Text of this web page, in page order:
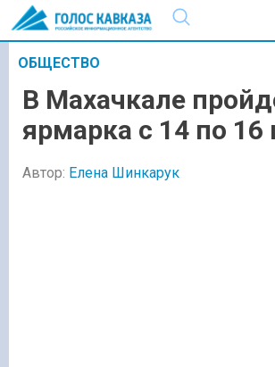
ОБЩЕСТВО
В Махачкале
ярмарка с 14 по 16
Автор: Елена Шинкарук